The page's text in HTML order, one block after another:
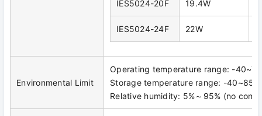
IES5024-20F 19.4W
IES5024-24F 22W
Environmental Limit
Operating temperature range: -
Storage temperature range: -
Relative humidity: 5%～95% (no